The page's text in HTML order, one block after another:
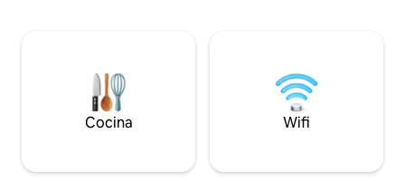
Cocina Wifi